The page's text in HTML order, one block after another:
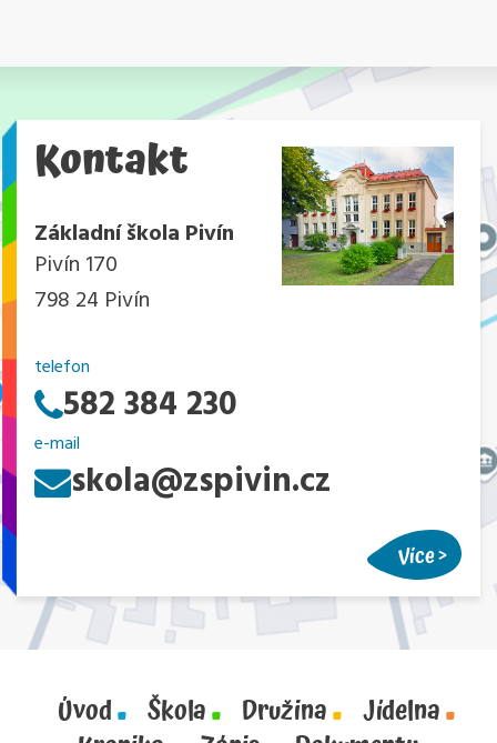
Kontakt
Základní škola Pivín
Pivín 170
798 24 Pivín
telefon
582 384 230
e-mail
skola@zspivin.cz
Více
Úvod Škola Družina
Jídelna